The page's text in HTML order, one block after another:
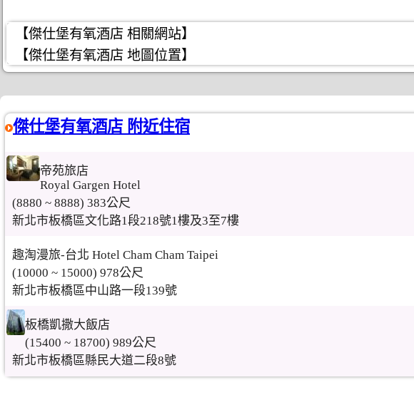
【傑仕堡有氧酒店 相關網站】
【傑仕堡有氧酒店 地圖位置】
傑仕堡有氧酒店 附近住宿
帝苑旅店
Royal Gargen Hotel
(8880 ~ 8888) 383公尺
新北市板橋區文化路1段218號1樓及3至7樓
趣淘漫旅-台北 Hotel Cham Cham Taipei
(10000 ~ 15000) 978公尺
新北市板橋區中山路一段139號
板橋凱撒大飯店
(15400 ~ 18700) 989公尺
新北市板橋區縣民大道二段8號